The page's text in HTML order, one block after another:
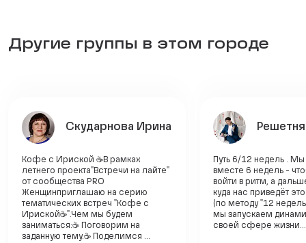
Другие группы в этом городе
Скударнова Ирина
Кофе с Ириской ☕В рамках
летнего проекта"Встречи на лайте"
от сообщества PRO
Женщин приглашаю на серию
тематических встреч "Кофе с
Ириской☕". Чем мы будем
заниматься: ☕ Поговорим на
заданную тему. ☕ Поделимся ...
Путь 6/12 недель .
вместе 6 недель -
войти в ритм, а
куда нас приведёт
(по методу "12 недель
мы запускаем
своей сфере жизни...